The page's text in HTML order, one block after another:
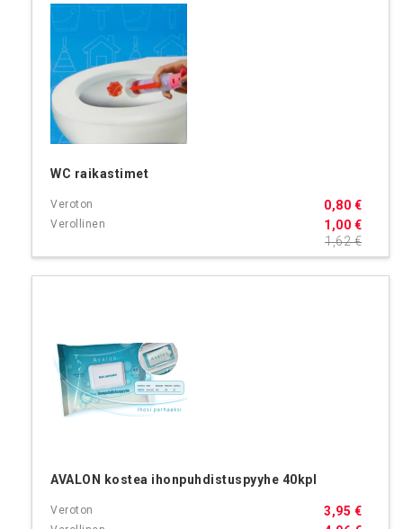
WC raikastimet
1,00 €
0,80 €
1,62 €
AVALON kostea ihonpuhdistuspyyhe 40kpl
3,95 €